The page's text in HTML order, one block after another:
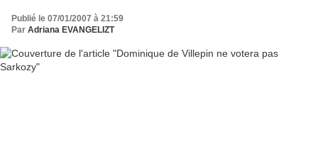
Publié le 07/01/2007 à 21:59
Par Adriana EVANGELIZT